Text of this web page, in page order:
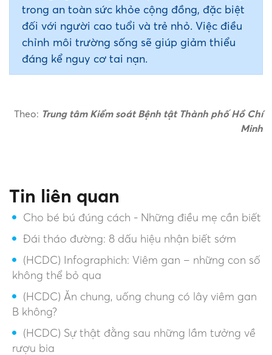
trong an toàn sức khỏe cộng đồng, đặc biệt
đối với người cao tuổi và trẻ nhỏ. Việc điều
chỉnh môi trường sống sẽ giúp giảm thiểu
đáng kể nguy cơ tai nạn.
Theo: Trung tâm Kiểm soát Bệnh tật Thành phố Hồ Chí
Minh
Tin liên quan
Cho bé bú đúng cách - Những điều mẹ cần biết
Đái tháo đường: 8 dấu hiệu nhận biết sớm
(HCDC) Infographich: Viêm gan – những con số
không thể bỏ qua
(HCDC) Ăn chung, uống chung có lây viêm gan
B không?
(HCDC) Sự thật đằng sau những lầm tưởng về
rượu bia